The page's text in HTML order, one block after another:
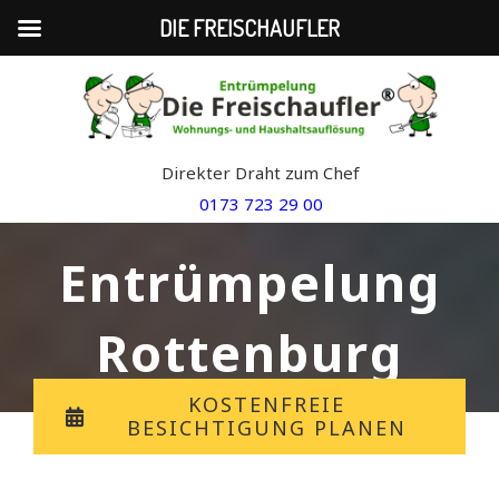
Direkter Draht zum Chef
0173 723 29 00
Entrümpelung
Rottenburg
KOSTENFREIE
BESICHTIGUNG PLANEN
DIE FREISCHAUFLER